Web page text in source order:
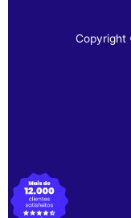
Copyright